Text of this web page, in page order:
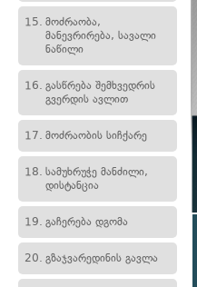
15. მოძრაობა,
მანევრირება, სავალი
ნაწილი
16. გასწრება შემხვედრის
გვერდის ავლით
17. მოძრაობის სიჩქარე
18. სამუხრუჭე მანძილი,
დისტანცია
19. გაჩერება დგომა
20. გზაჯვარედინის გავლა